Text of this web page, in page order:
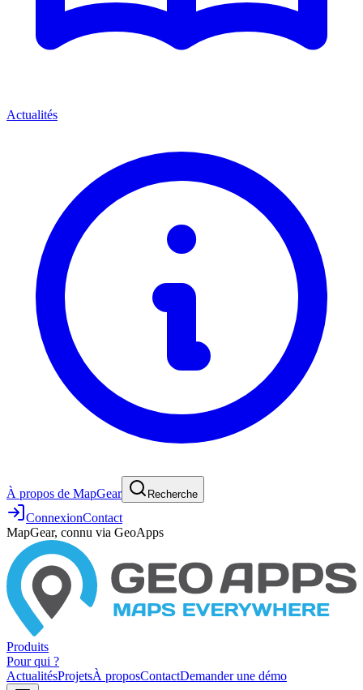
Actualités
À propos de MapGear Recherche
ConnexionContact
MapGear, connu via GeoApps
Produits
Pour qui ?
ActualitésProjetsÀ proposContactDemander une démo